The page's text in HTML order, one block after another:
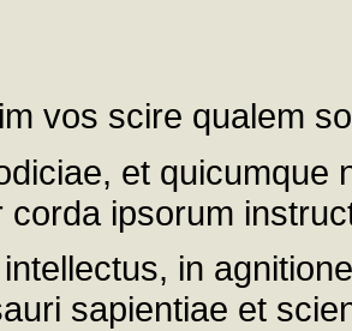
vos scire qualem
et
corda ipsorum
in
sapientiae et